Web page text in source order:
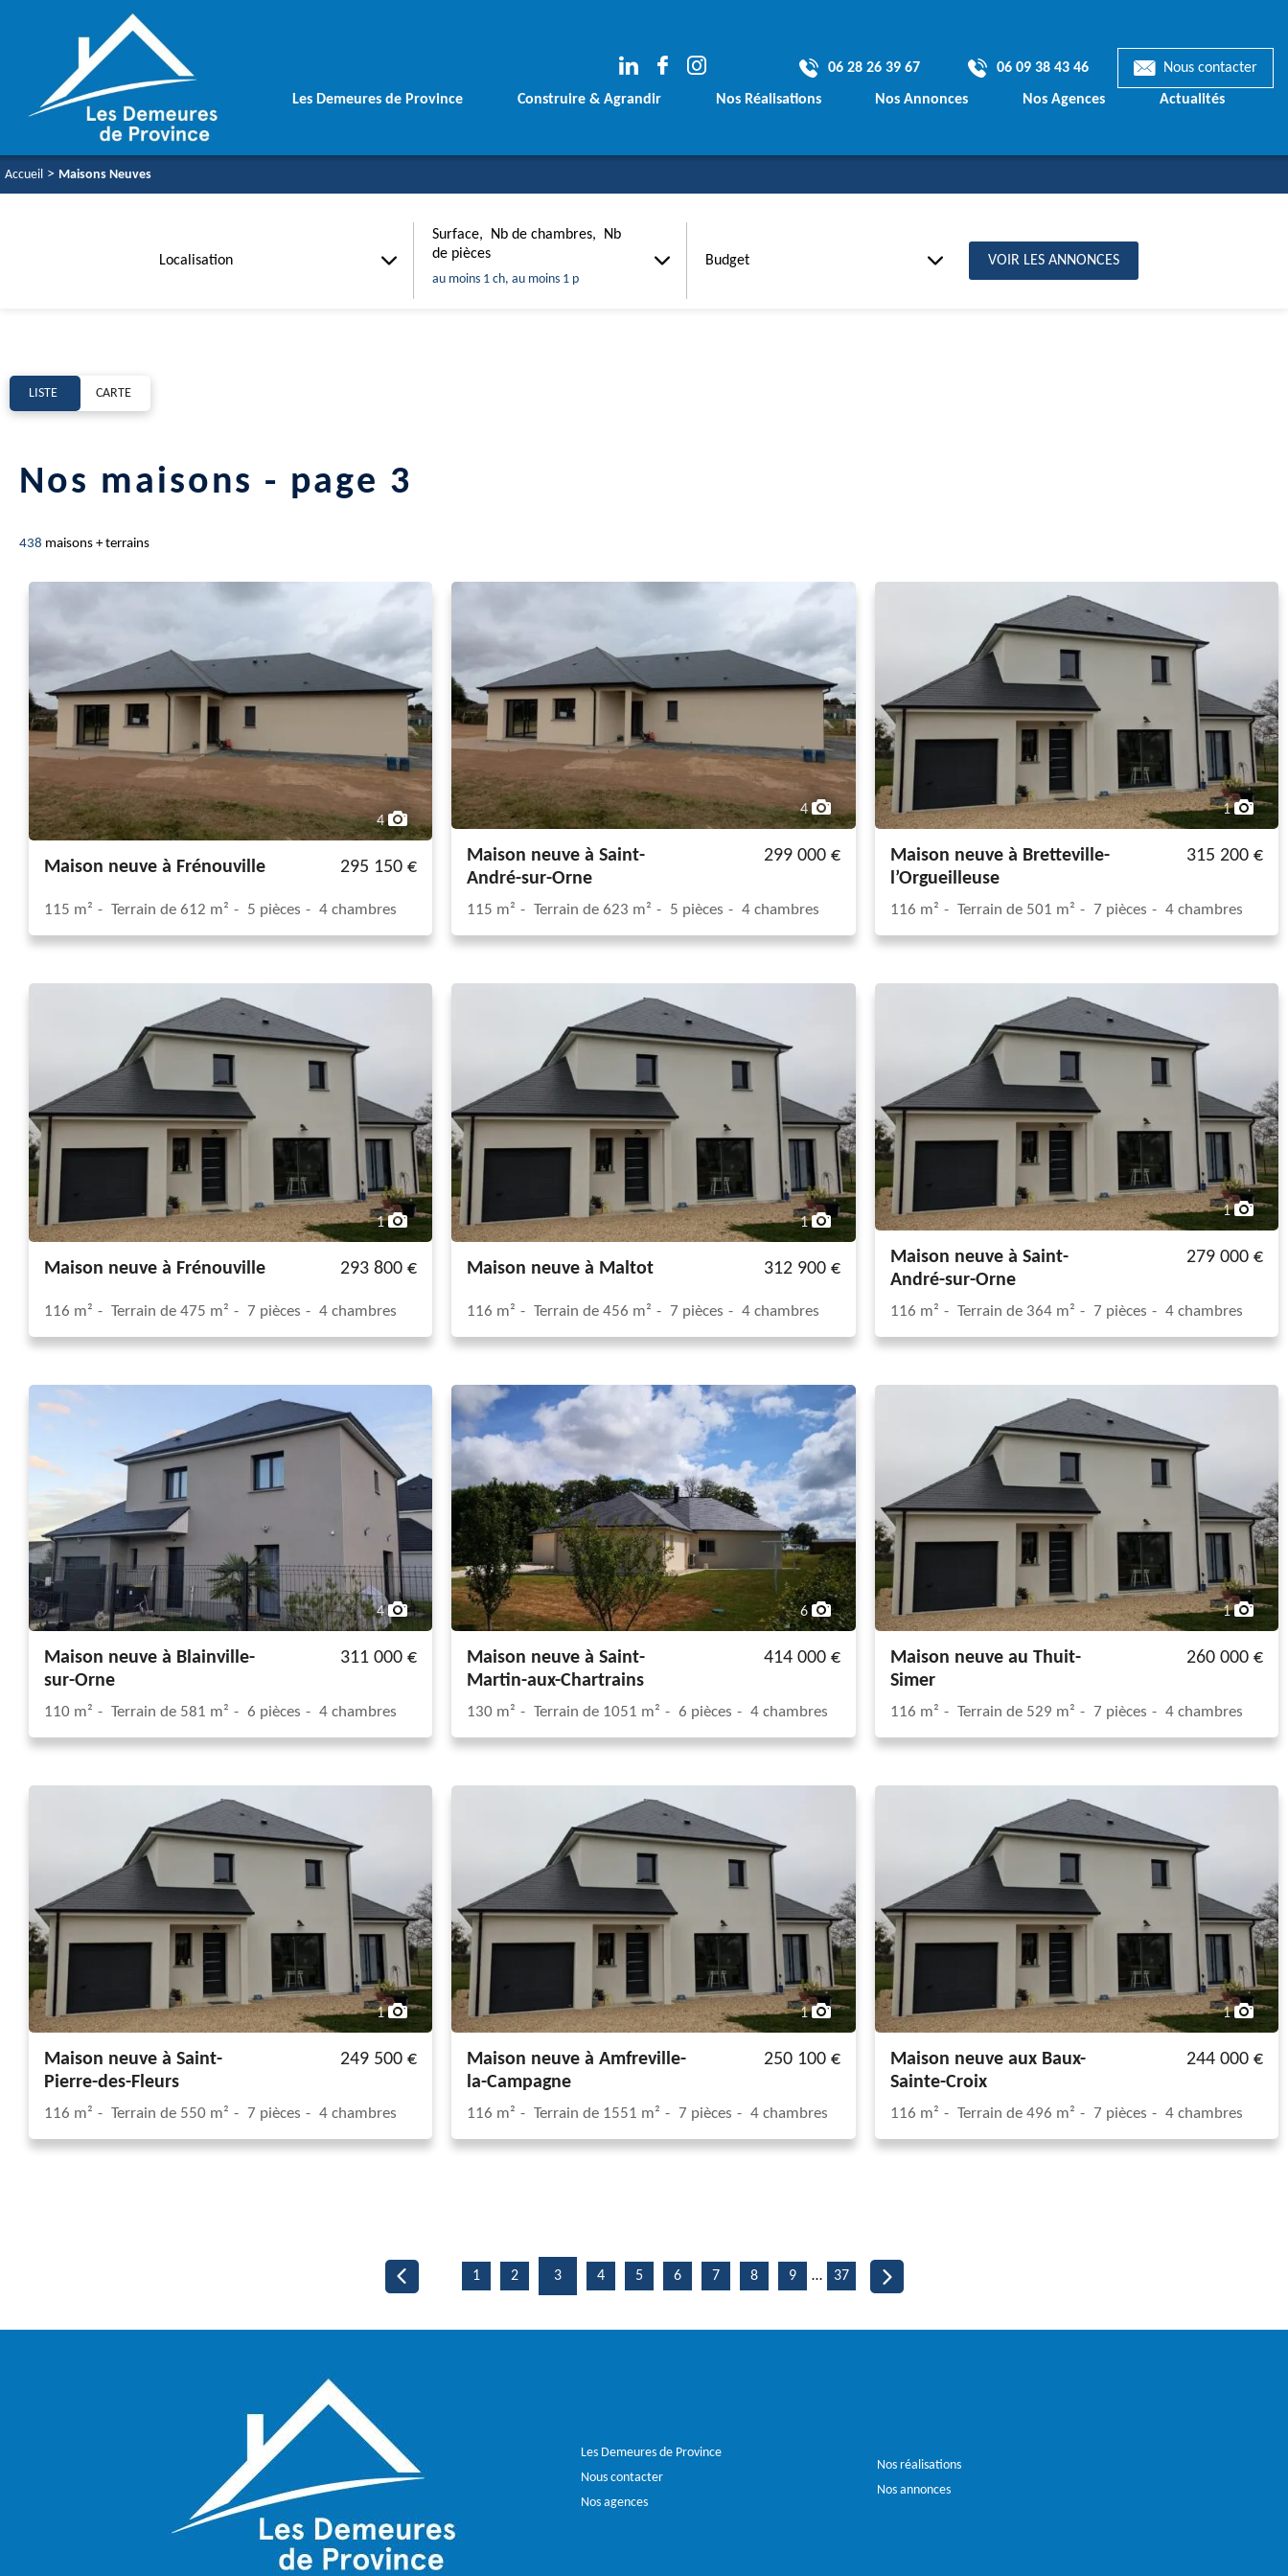
06 28 26 39 67 06 09 38 43 46 Nous contacter
Les Demeures de Province
Votre Maison Autrement
Vos Garanties
Construire & Agrandir
Vos plans sur mesure
Votre Agrandissement de Maison
Nos Réalisations
Les Maisons Traditionnelles
Nos Annonces Nos Agences Actualités
Accueil > Maisons Neuves
Localisation
Surface, Nb de chambres, Nb
de pièces
au moins 1 ch, au moins 1 p
Budget
Budget
VOIR LES ANNONCES
LISTE CARTE
Nos maisons - page 3
438 maisons + terrains
4
Maison neuve à Frénouville 295 150 €
115 m² Terrain de 612 m² 5 pièces 4 chambres
4
Maison neuve à Saint-
André-sur-Orne
299 000 €
115 m² Terrain de 623 m² 5 pièces 4 chambres
1
Maison neuve à Bretteville-
l’Orgueilleuse
315 200 €
116 m² Terrain de 501 m² 7 pièces 4 chambres
1
Maison neuve à Frénouville 293 800 €
116 m² Terrain de 475 m² 7 pièces 4 chambres
1
Maison neuve à Maltot 312 900 €
116 m² Terrain de 456 m² 7 pièces 4 chambres
1
Maison neuve à Saint-
André-sur-Orne
279 000 €
116 m² Terrain de 364 m² 7 pièces 4 chambres
4
Maison neuve à Blainville-
sur-Orne
311 000 €
110 m² Terrain de 581 m² 6 pièces 4 chambres
6
Maison neuve à Saint-
Martin-aux-Chartrains
414 000 €
130 m² Terrain de 1051 m² 6 pièces 4 chambres
1
Maison neuve au Thuit-
Simer
260 000 €
116 m² Terrain de 529 m² 7 pièces 4 chambres
1
Maison neuve à Saint-
Pierre-des-Fleurs
249 500 €
116 m² Terrain de 550 m² 7 pièces 4 chambres
1
Maison neuve à Amfreville-
la-Campagne
250 100 €
116 m² Terrain de 1551 m² 7 pièces 4 chambres
1
Maison neuve aux Baux-
Sainte-Croix
244 000 €
116 m² Terrain de 496 m² 7 pièces 4 chambres
1 2 3 4 5 6 7 8 9 … 37
Les Demeures de Province
Nous contacter
Nos agences
Nos réalisations
Nos annonces